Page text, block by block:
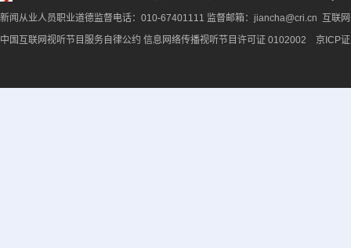
新闻从业人员职业道德监督电话：010-67401111 监督邮箱：jiancha@cri.cn 互联
中国互联网视听节目服务自律公约 信息网络传播视听节目许可证 0102002 京ICP